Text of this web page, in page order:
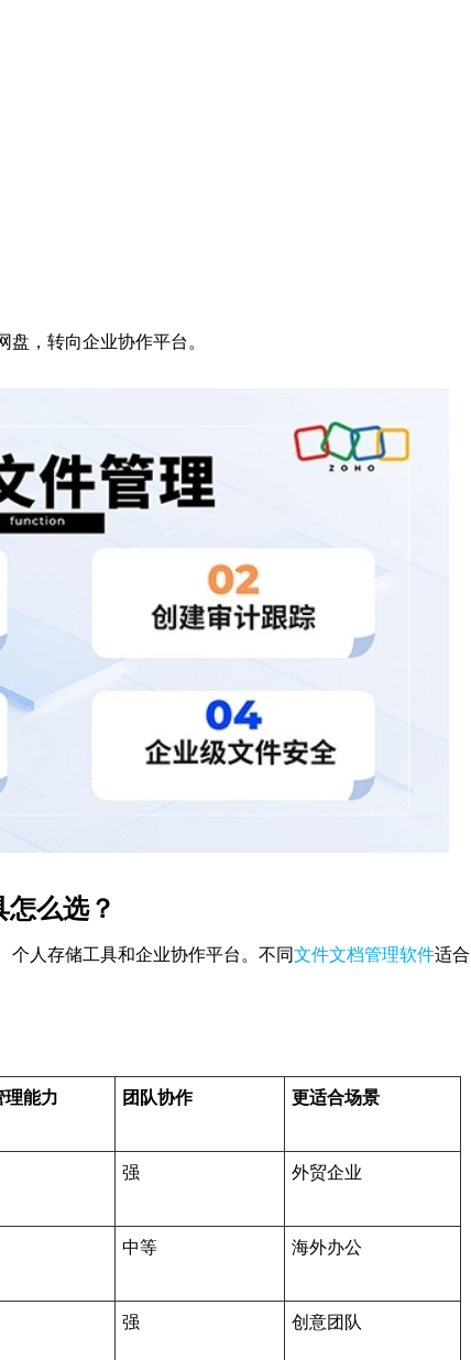
，转向企业协作平台。
么选？
个人存储工具和企业协作平台。不同文件文档管理软件适
理能力 团队协作 更适合场景
强 外贸企业
中等 海外办公
强 创意团队